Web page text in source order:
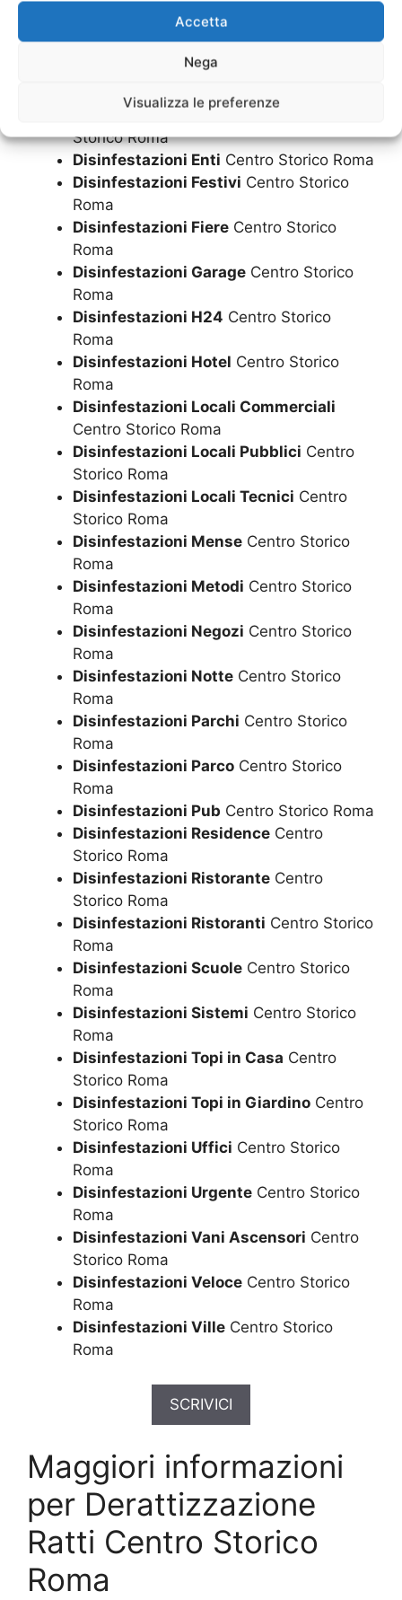
Accetta
Nega
Visualizza le preferenze
Disinfestazioni Condomini
Storico Roma
Disinfestazioni Domenica
Disinfestazioni Economica
Storico Roma
Disinfestazioni Enti Centro Storico Roma
Disinfestazioni Festivi Centro Storico
Roma
Disinfestazioni Fiere Centro Storico
Roma
Disinfestazioni Garage Centro Storico
Roma
Disinfestazioni H24 Centro Storico
Roma
Disinfestazioni Hotel Centro Storico
Roma
Disinfestazioni Locali Commerciali
Centro Storico Roma
Disinfestazioni Locali Pubblici Centro
Storico Roma
Disinfestazioni Locali Tecnici Centro
Storico Roma
Disinfestazioni Mense Centro Storico
Roma
Disinfestazioni Metodi Centro Storico
Roma
Disinfestazioni Negozi Centro Storico
Roma
Disinfestazioni Notte Centro Storico
Roma
Disinfestazioni Parchi Centro Storico
Roma
Disinfestazioni Parco Centro Storico
Roma
Disinfestazioni Pub Centro Storico Roma
Disinfestazioni Residence Centro
Storico Roma
Disinfestazioni Ristorante Centro
Storico Roma
Disinfestazioni Ristoranti Centro Storico
Roma
Disinfestazioni Scuole Centro Storico
Roma
Disinfestazioni Sistemi Centro Storico
Roma
Disinfestazioni Topi in Casa Centro
Storico Roma
Disinfestazioni Topi in Giardino Centro
Storico Roma
Disinfestazioni Uffici Centro Storico
Roma
Disinfestazioni Urgente Centro Storico
Roma
Disinfestazioni Vani Ascensori Centro
Storico Roma
Disinfestazioni Veloce Centro Storico
Roma
Disinfestazioni Ville Centro Storico
Roma
SCRIVICI
Maggiori informazioni
per Derattizzazione
Ratti Centro Storico
Roma